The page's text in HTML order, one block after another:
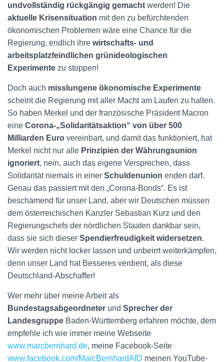
undvollständig rückgängig gemacht werden! Die
aktuelle Krisensituation mit den zu befürchtenden
ökonomischen Problemen wäre eine Chance für die
Regierung, endlich ihre wirtschafts- und
arbeitsplatzfeindlichen grünideologischen
Experimente zu stoppen!
Doch auch misslungene ökonomische Experimente
scheint die Regierung mit aller Macht am Laufen zu halten.
So haben Merkel und der französische Präsident Macron
eine Corona-„Solidaritätsaktion“ von über 500
Milliarden Euro vereinbart, und damit das funktioniert, hat
Merkel nicht nur alle Prinzipien der Währungsunion
ignoriert, nein, auch das eigene Versprechen, dass
Solidarität niemals in einer Schuldenunion enden darf.
Genau das passiert mit den „Corona-Bonds“. Es ist
beschämend für unser Land, aber wir Deutschen müssen
dem österreichischen Kanzler Sebastian Kurz und den
Regierungschefs der nördlichen Staaten dankbar sein,
dass sie sich dieser Spendierfreudigkeit widersetzen.
Wir werden nicht locker lassen und unbeirrt weiterkämpfen,
denn unser Land hat Besseres verdient, als diese
Deutschland-Abschaffer!
Wer mehr über meine Arbeit als
Bundestagsabgeordneter und Sprecher der
Landesgruppe Baden-Württemberg erfahren möchte, dem
empfehle ich wie immer meine Webseite
www.marcbernhard.de, meine Facebook-Seite
www.facebook.com/MarcBernhardAfD meinen YouTube-